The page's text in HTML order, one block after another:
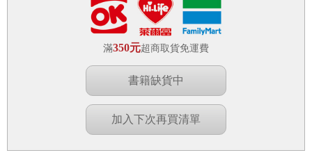
滿350元超商取貨免運費
書籍缺貨中
加入下次再買清單